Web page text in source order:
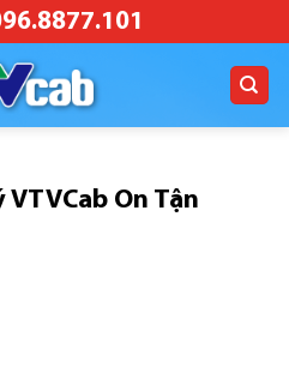
On Tận